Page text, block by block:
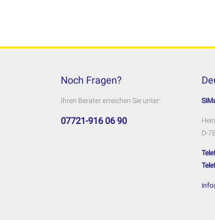
Noch Fragen?
Ihren Berater erreichen Sie unter:
07721-916 06 90
D-